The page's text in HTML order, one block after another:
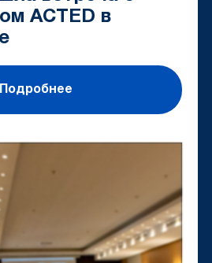
ACTED в
Подробнее